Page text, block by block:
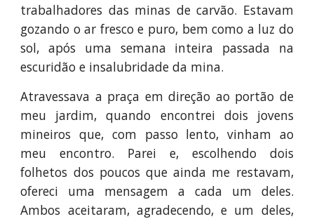
trabalhadores das minas de carvão. Estavam
gozando o ar fresco e puro, bem como a luz do
sol, após uma semana inteira passada na
escuridão e insalubridade da mina.
Atravessava a praça em direção ao portão de
meu jardim, quando encontrei dois jovens
mineiros que, com passo lento, vinham ao
meu encontro. Parei e, escolhendo dois
folhetos dos poucos que ainda me restavam,
ofereci uma mensagem a cada um deles.
Ambos aceitaram, agradecendo, e um deles,